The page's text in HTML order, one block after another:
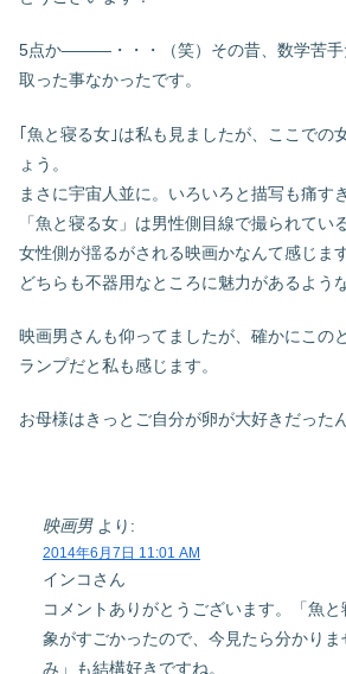
5点か―――・・・（笑）その昔、数学苦手
取った事なかったです。
｢魚と寝る女｣は私も見ましたが、ここでの
ょう。
まさに宇宙人並に。いろいろと描写も痛す
「魚と寝る女」は男性側目線で撮られてい
女性側が揺るがされる映画かなんて感じます
どちらも不器用なところに魅力があるよう
映画男さんも仰ってましたが、確かにこの
ランプだと私も感じます。
お母様はきっとご自分が卵が大好きだった
映画男 より:
2014年6月7日 11:01 AM
インコさん
コメントありがとうございます。「魚
象がすごかったので、今見たら分かり
み」も結構好きですね。